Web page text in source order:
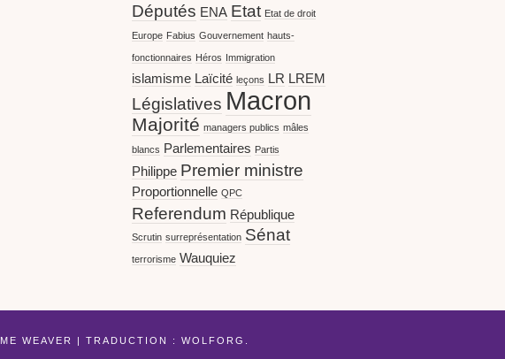
Députés ENA Etat Etat de droit
Europe Fabius Gouvernement hauts-
fonctionnaires Héros Immigration
islamisme Laïcité leçons LR LREM
Législatives Macron
Majorité managers publics mâles
blancs Parlementaires Partis
Philippe Premier ministre
Proportionnelle QPC
Referendum République
Scrutin surreprésentation Sénat
terrorisme Wauquiez
WEAVER | TRADUCTION : WOLFORG